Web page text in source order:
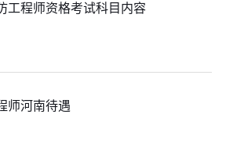
工程师资格考试科目内容
师河南待遇